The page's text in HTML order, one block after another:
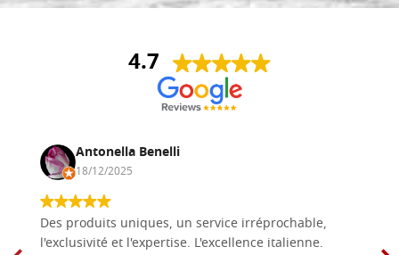
4.7
Antonella Benelli
18/12/2025
Des produits uniques, un service irréprochable,
l'exclusivité et l'expertise. L'excellence italienne.